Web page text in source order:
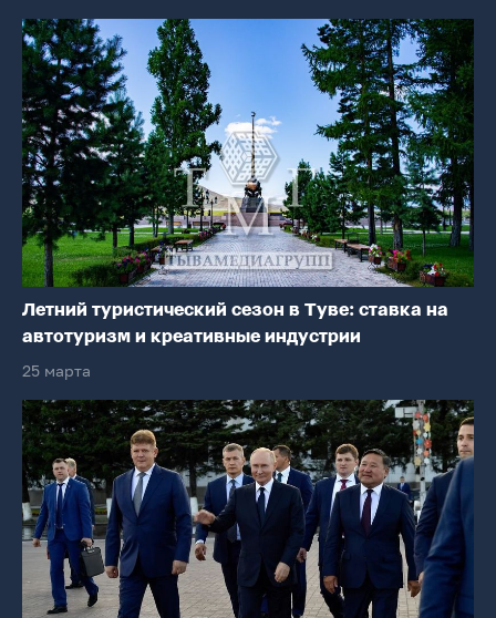
Летний туристический сезон в Туве: ставка на
автотуризм и креативные индустрии
25 марта